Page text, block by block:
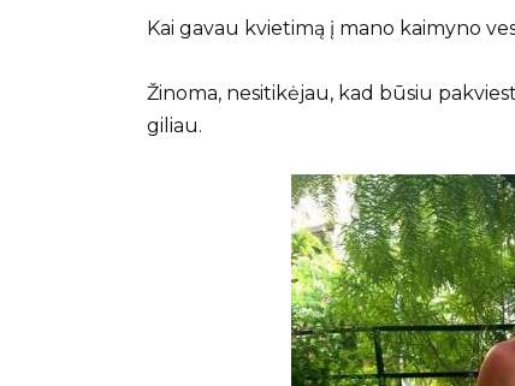
Kai gavau kvietimą į mano kaimyno
Žinoma, nesitikėjau, kad būsiu
giliau.